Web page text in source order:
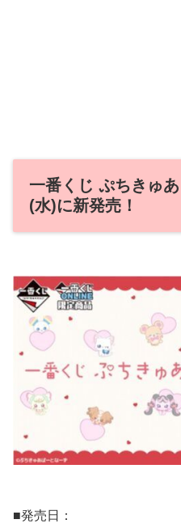
一番くじ ぷちきゅ
(水)に新発売！
■発売日：